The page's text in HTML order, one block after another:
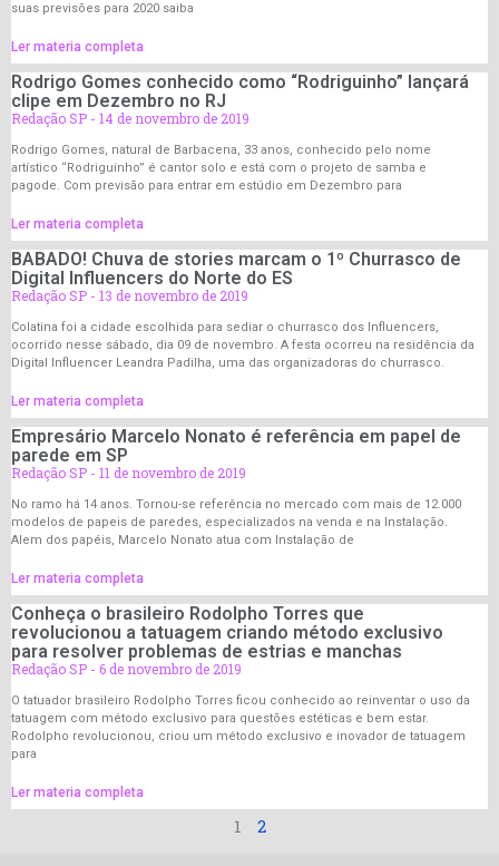
suas previsões para 2020 saiba
Ler materia completa
Rodrigo Gomes conhecido como “Rodriguinho” lançará
clipe em Dezembro no RJ
Redação SP 14 de novembro de 2019
Rodrigo Gomes, natural de Barbacena, 33 anos, conhecido pelo nome
artístico “Rodriguinho” é cantor solo e está com o projeto de samba e
pagode. Com previsão para entrar em estúdio em Dezembro para
Ler materia completa
BABADO! Chuva de stories marcam o 1º Churrasco de
Digital Influencers do Norte do ES
Redação SP 13 de novembro de 2019
Colatina foi a cidade escolhida para sediar o churrasco dos Influencers,
ocorrido nesse sábado, dia 09 de novembro. A festa ocorreu na residência da
Digital Influencer Leandra Padilha, uma das organizadoras do churrasco.
Ler materia completa
Empresário Marcelo Nonato é referência em papel de
parede em SP
Redação SP 11 de novembro de 2019
No ramo há 14 anos. Tornou-se referência no mercado com mais de 12.000
modelos de papeis de paredes, especializados na venda e na Instalação.
Alem dos papéis, Marcelo Nonato atua com Instalação de
Ler materia completa
Conheça o brasileiro Rodolpho Torres que
revolucionou a tatuagem criando método exclusivo
para resolver problemas de estrias e manchas
Redação SP 6 de novembro de 2019
O tatuador brasileiro Rodolpho Torres ficou conhecido ao reinventar o uso da
tatuagem com método exclusivo para questões estéticas e bem estar.
Rodolpho revolucionou, criou um método exclusivo e inovador de tatuagem
para
Ler materia completa
1 2